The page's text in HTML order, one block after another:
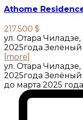
Athome
217.500 $
ул. Отара
2025года Зелёный
[more]
ул. Отара
2025года Зелёный
до марта 2025 года